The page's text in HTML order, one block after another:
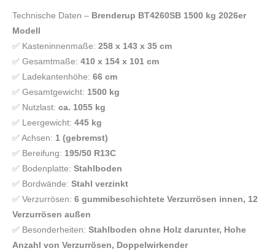
Technische Daten – Brenderup BT4260SB 1500 kg 2026er
Modell
✅ Kasteninnenmaße: 258 x 143 x 35 cm
✅ Gesamtmaße: 410 x 154 x 101 cm
✅ Ladekantenhöhe: 66 cm
✅ Gesamtgewicht: 1500 kg
✅ Nutzlast: ca. 1055 kg
✅ Leergewicht: 445 kg
✅ Achsen: 1 (gebremst)
✅ Bereifung: 195/50 R13C
✅ Bodenplatte: Stahlboden
✅ Bordwände: Stahl verzinkt
✅ Verzurrösen: 6 gummibeschichtete Verzurrösen innen, 12
Verzurrösen außen
✅ Besonderheiten: Stahlboden ohne Holz darunter, Hohe
Anzahl von Verzurrösen, Doppelwirkender